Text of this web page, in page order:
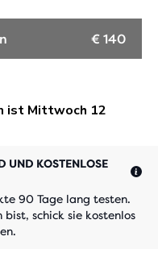
€ 140
UND KOSTENLOSE
90 Tage lang testen.
schick sie kostenlos